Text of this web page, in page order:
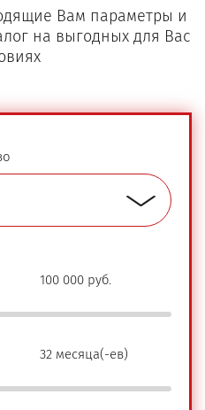
Вам параметры и
на выгодных для Вас
100 000 руб.
32 месяца(-ев)